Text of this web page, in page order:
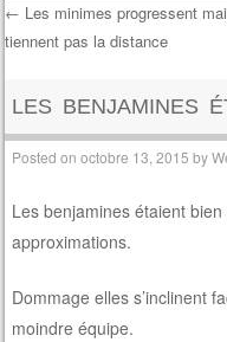
Post
← Les minimes progressent
tiennent pas la distance
LES BENJAMINES
Posted onoctobre 13, 2015 by
Les benjamines étaient
approximations.
Dommage elles s’inclinent
moindre équipe.